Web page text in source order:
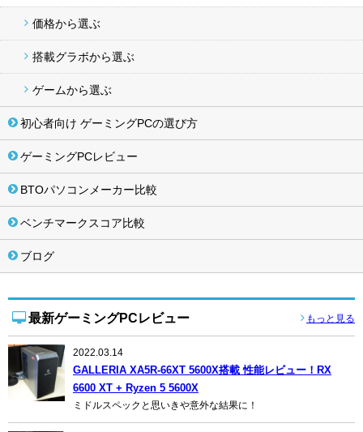
価格から選ぶ
搭載グラボから選ぶ
ゲームから選ぶ
初心者向け ゲーミングPCの選び方
ゲーミングPCレビュー
BTOパソコンメーカー比較
ベンチマークスコア比較
ブログ
最新ゲーミングPCレビュー もっと見る
2022.03.14
GALLERIA XA5R-66XT 5600X搭載 性能レビュー！RX
6600 XT + Ryzen 5 5600X
ミドルスペックと思いきや意外な結果に！